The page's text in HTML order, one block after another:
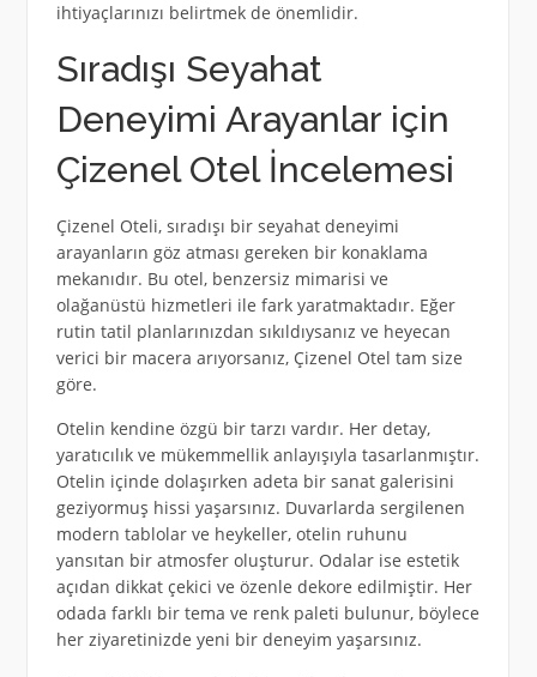
ihtiyaçlarınızı belirtmek de önemlidir.
Sıradışı Seyahat
Deneyimi Arayanlar için
Çizenel Otel İncelemesi
Çizenel Oteli, sıradışı bir seyahat deneyimi
arayanların göz atması gereken bir konaklama
mekanıdır. Bu otel, benzersiz mimarisi ve
olağanüstü hizmetleri ile fark yaratmaktadır. Eğer
rutin tatil planlarınızdan sıkıldıysanız ve heyecan
verici bir macera arıyorsanız, Çizenel Otel tam size
göre.
Otelin kendine özgü bir tarzı vardır. Her detay,
yaratıcılık ve mükemmellik anlayışıyla tasarlanmıştır.
Otelin içinde dolaşırken adeta bir sanat galerisini
geziyormuş hissi yaşarsınız. Duvarlarda sergilenen
modern tablolar ve heykeller, otelin ruhunu
yansıtan bir atmosfer oluşturur. Odalar ise estetik
açıdan dikkat çekici ve özenle dekore edilmiştir. Her
odada farklı bir tema ve renk paleti bulunur, böylece
her ziyaretinizde yeni bir deneyim yaşarsınız.